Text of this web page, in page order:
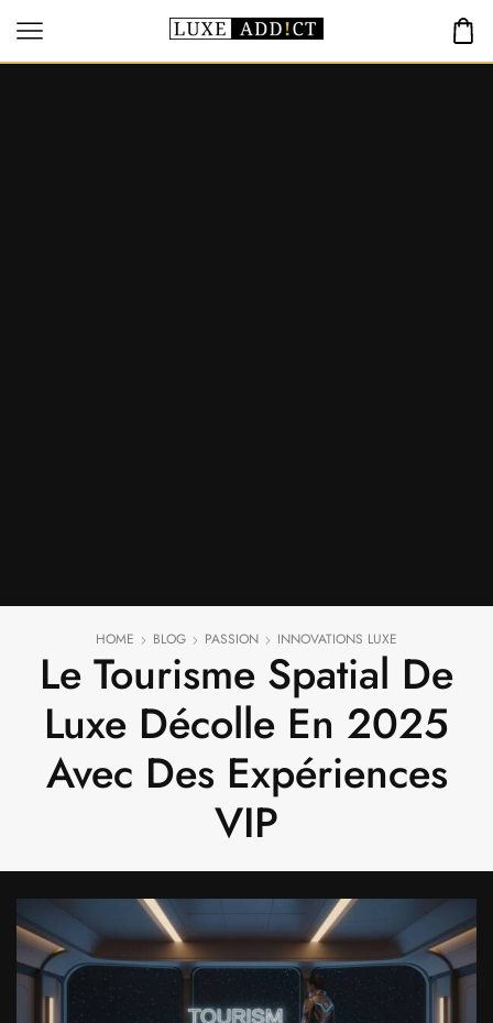
HOME BLOG PASSION INNOVATIONS LUXE
Le Tourisme Spatial De
Luxe Décolle En 2025
Avec Des Expériences
VIP